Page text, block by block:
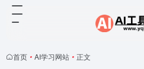
首页 • AI学习网站 • 正文